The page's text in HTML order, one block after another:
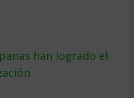
han logrado el